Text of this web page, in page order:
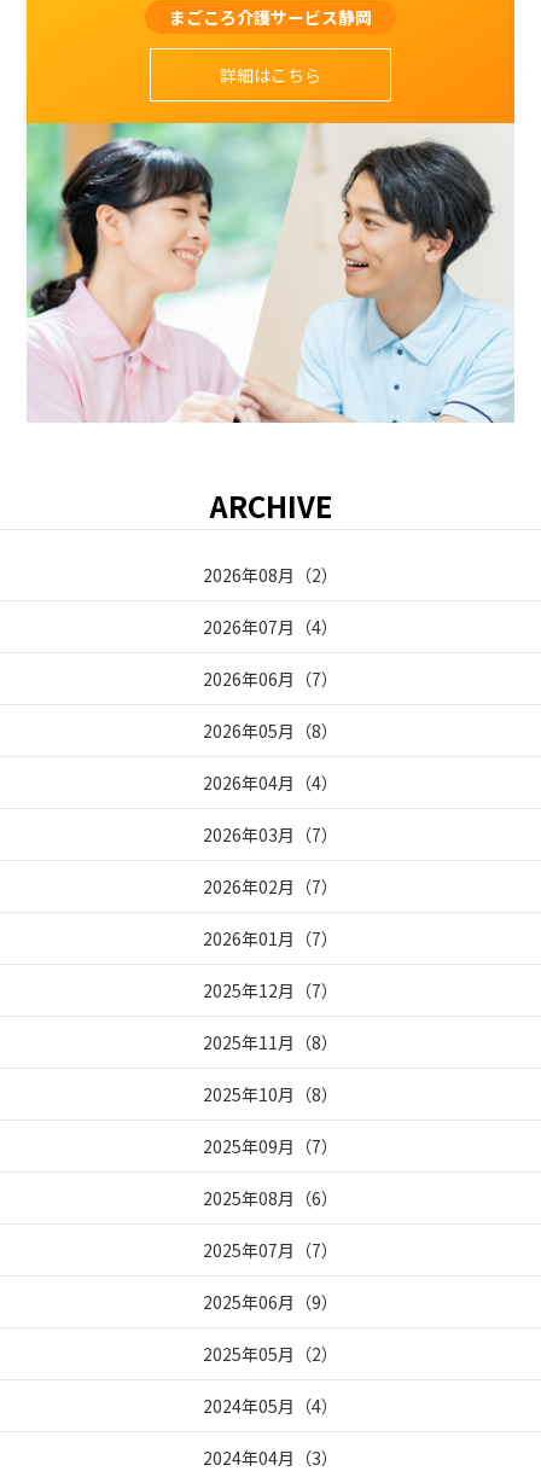
まごころ介護サービス静岡
詳細はこちら
ARCHIVE
2026年08月 （2）
2026年07月 （4）
2026年06月 （7）
2026年05月 （8）
2026年04月 （4）
2026年03月 （7）
2026年02月 （7）
2026年01月 （7）
2025年12月 （7）
2025年11月 （8）
2025年10月 （8）
2025年09月 （7）
2025年08月 （6）
2025年07月 （7）
2025年06月 （9）
2025年05月 （2）
2024年05月 （4）
2024年04月 （3）